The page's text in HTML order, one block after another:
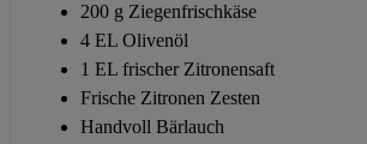
200 g Ziegenfrischkäse
4 EL Olivenöl
1 EL frischer Zitronensaft
Frische Zitronen Zesten
Handvoll Bärlauch